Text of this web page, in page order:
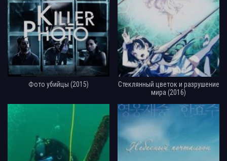
Фото убийцы (2015)
Стеклянный цветок и разрушение
мира (2016)